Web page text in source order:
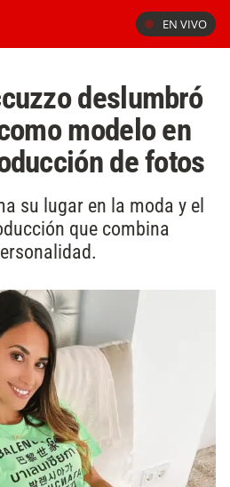
EN VIVO
deslumbró
modelo en
de fotos
su lugar en la moda y el
que combina